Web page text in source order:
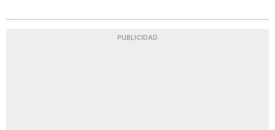
PUBLICIDAD